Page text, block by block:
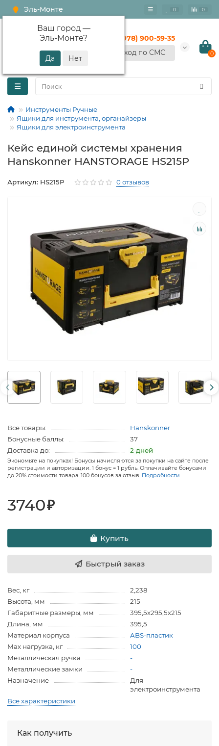
Эль-Монте
Ваш город —
Эль-Монте?
0 0
+7 (978) 900-59-35
Вход по СМС
0
Инструменты Ручные
Ящики для инструмента, органайзеры
Ящики для электроинструмента
Кейс единой системы хранения
Hanskonner HANSTORAGE HS215P
Артикул: HS215P 0 отзывов
Все товары:
Hanskonner
Бонусные баллы:
37
Доставка до:
2 дней
Экономьте на покупках! Бонусы начисляются за покупки на сайте после
регистрации и авторизации. 1 бонус = 1 рубль. Оплачивайте бонусами
до 20% стоимости товара. 100 бонусов за отзыв. Подробности
3740₽
Купить
Быстрый заказ
Вес, кг
2,238
Высота, мм
215
Габаритные размеры, мм
395,5x295,5x215
Длина, мм
395,5
Материал корпуса
ABS-пластик
Мах нагрузка, кг
100
Металлическая ручка
-
Металлические замки
-
Назначение
Для
электроинструмента
Все характеристики
Как получить